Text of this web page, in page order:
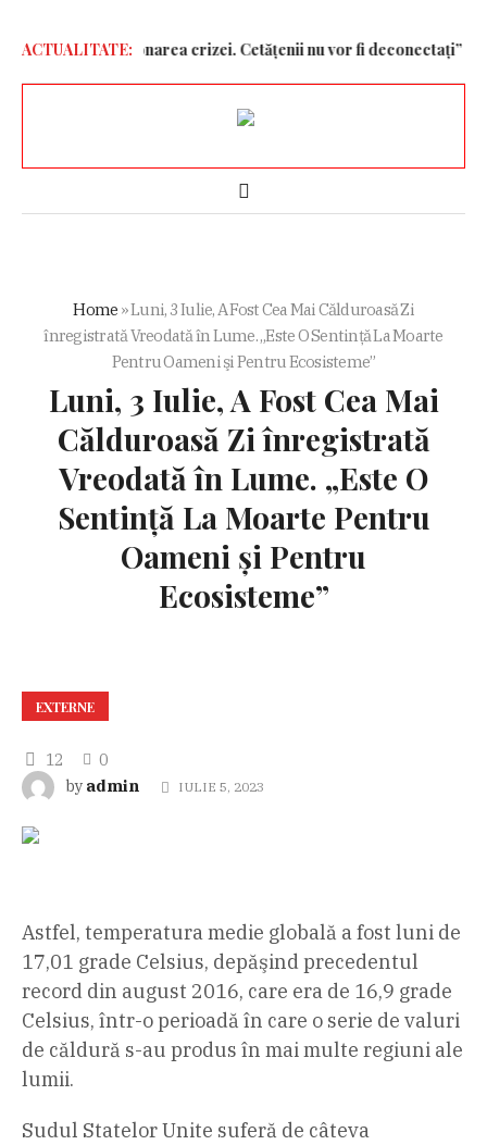
ACTUALITATE:
pentru gestionarea crizei. Cetățenii nu vor fi deconectați” –
Home »Luni, 3 Iulie, A Fost Cea Mai Călduroasă Zi
înregistrată Vreodată în Lume. „Este O Sentinţă La Moarte
Pentru Oameni şi Pentru Ecosisteme”
Luni, 3 Iulie, A Fost Cea Mai
Călduroasă Zi înregistrată
Vreodată în Lume. „Este O
Sentinţă La Moarte Pentru
Oameni şi Pentru
Ecosisteme”
EXTERNE
12
0
by admin IULIE 5, 2023
Astfel, temperatura medie globală a fost luni de
17,01 grade Celsius, depăşind precedentul
record din august 2016, care era de 16,9 grade
Celsius, într-o perioadă în care o serie de valuri
de căldură s-au produs în mai multe regiuni ale
lumii.
Sudul Statelor Unite suferă de câteva